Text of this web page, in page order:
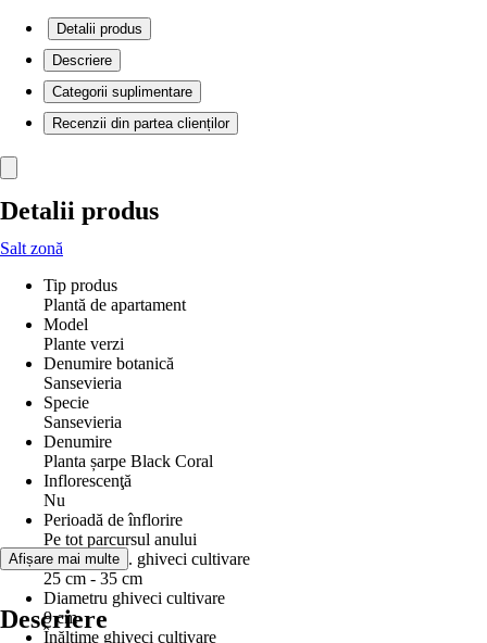
Detalii produs
Descriere
Categorii suplimentare
Recenzii din partea clienților
Detalii produs
Salt zonă
Tip produs
Plantă de apartament
Model
Plante verzi
Denumire botanică
Sansevieria
Specie
Sansevieria
Denumire
Planta șarpe Black Coral
Inflorescenţă
Nu
Perioadă de înflorire
Pe tot parcursul anului
Înălțime incl. ghiveci cultivare
25 cm - 35 cm
Diametru ghiveci cultivare
9 cm
Înălţime ghiveci cultivare
Afișare mai multe
Descriere